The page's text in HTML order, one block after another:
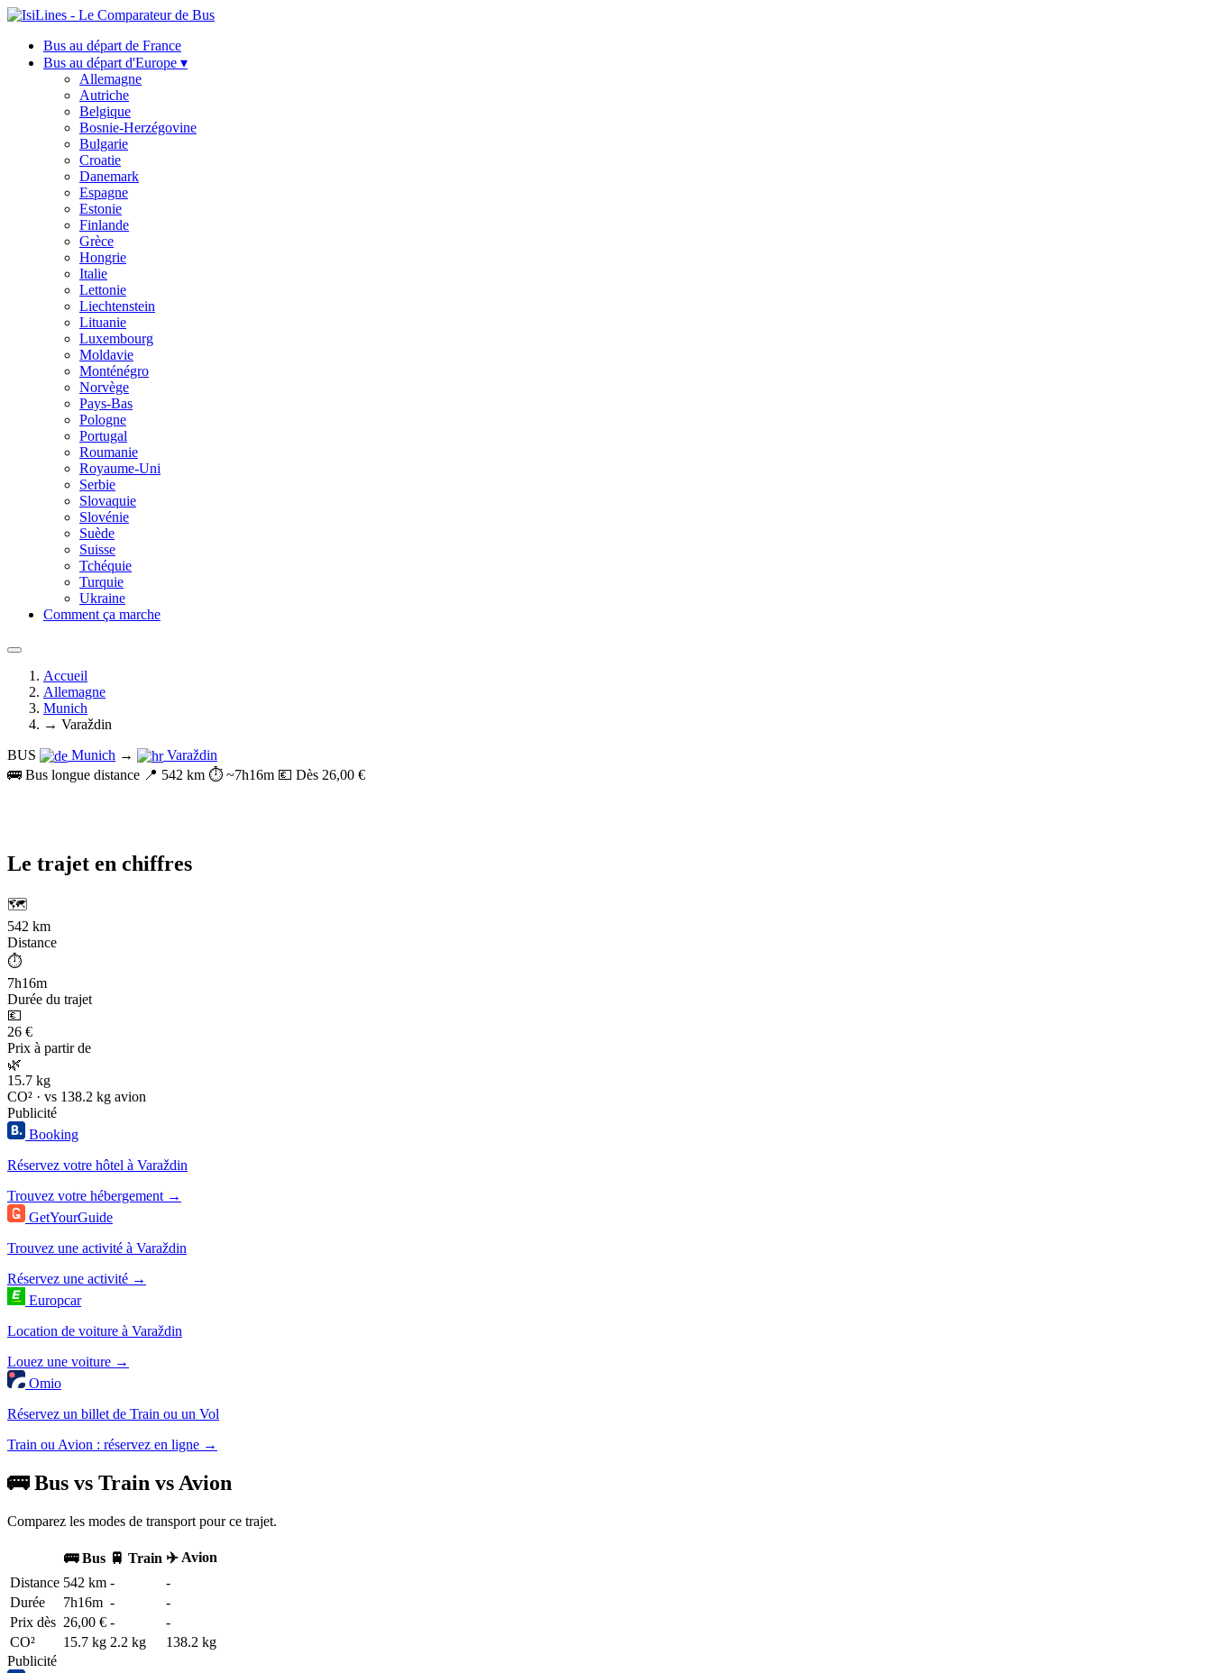
Bus au départ de France
Bus au départ d'Europe ▾
Allemagne
Autriche
Belgique
Bosnie-Herzégovine
Bulgarie
Croatie
Danemark
Espagne
Estonie
Finlande
Grèce
Hongrie
Italie
Lettonie
Liechtenstein
Lituanie
Luxembourg
Moldavie
Monténégro
Norvège
Pays-Bas
Pologne
Portugal
Roumanie
Royaume-Uni
Serbie
Slovaquie
Slovénie
Suède
Suisse
Tchéquie
Turquie
Ukraine
Comment ça marche
Accueil
Allemagne
Munich
→ Varaždin
BUS
Munich →
Varaždin
🚌 Bus longue distance 📍 542 km ⏱️ ~7h16m 💶 Dès 26,00 €
Le trajet en chiffres
🗺️
542 km
Distance
⏱️
7h16m
Durée du trajet
💶
26 €
Prix à partir de
🌿
15.7 kg
CO² · vs 138.2 kg avion
Publicité
Booking
Réservez votre hôtel à Varaždin
Trouvez votre hébergement →
GetYourGuide
Trouvez une activité à Varaždin
Réservez une activité →
Europcar
Location de voiture à Varaždin
Louez une voiture →
Omio
Réservez un billet de Train ou un Vol
Train ou Avion : réservez en ligne →
🚌 Bus vs Train vs Avion
Comparez les modes de transport pour ce trajet.
🚌 Bus 🚆 Train ✈️ Avion
Distance 542 km -
-
Durée
7h16m -
-
Prix dès 26,00 € -
-
CO²
15.7 kg 2.2 kg
138.2 kg
Publicité